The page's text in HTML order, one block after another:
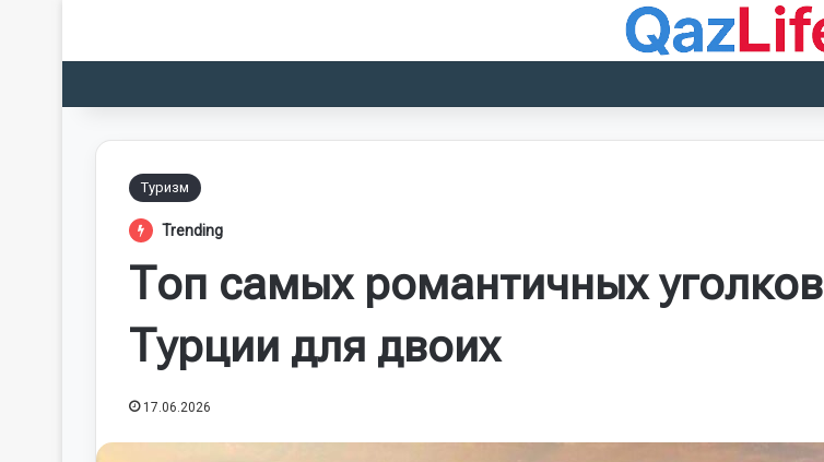
Туризм
Trending
Топ самых романтичных уголков
Турции для двоих
17.06.2026